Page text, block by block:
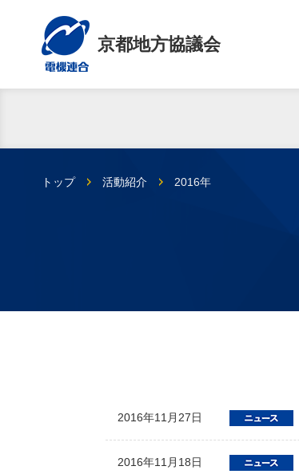
京都地方協議会
トップ 活動紹介 2016年
2016年11月27日
2016年11月18日